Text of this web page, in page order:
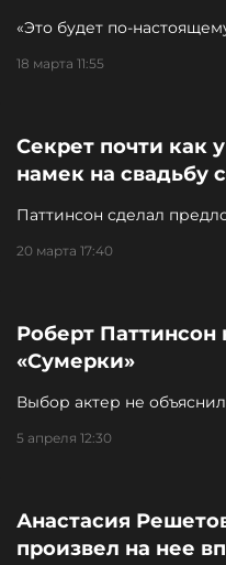
«Это будет по-
18 марта 11:55
Секрет почти как
намек на свадьбу
20 марта 17:40
Роберт
«Сумерки»
Выбор актер не объяснил
5 апреля 12:30
Анастасия
произвел на нее